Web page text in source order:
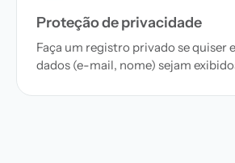
Proteção de privacidade
Faça um registro privado se quiser
dados (e-mail, nome) sejam